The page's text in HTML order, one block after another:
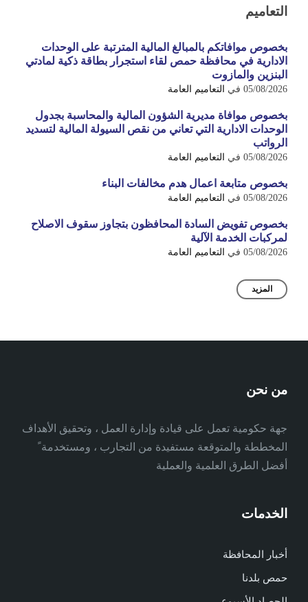
التعاميم
بخصوص موافاتكم بالمبالغ المالية المترتبة على الوحدات
الادارية في محافظة حمص لقاء استجرار بطاقة ذكية لمادتي
البنزين والمازوت
05/08/2026 في التعاميم العامة
بخصوص موافاة مديرية الشؤون المالية والمحاسبة بجدول
الوحدات الادارية التي تعاني من نقص السيولة المالية لتسديد
الرواتب
05/08/2026 في التعاميم العامة
بخصوص متابعة اعمال هدم مخالفات البناء
05/08/2026 في التعاميم العامة
بخصوص تفويض السادة المحافظون بتجاوز سقوف الاصلاح
لمركبات الخدمة الآلية
05/08/2026 في التعاميم العامة
المزيد
من نحن
جهة حكومية تعمل على قيادة وإدارة العمل ، وتحقيق الأهداف
المخططة والمتوقعة مستفيدة من التجارب ، ومستخدمة ً
أفضل الطرق العلمية والعملية
الخدمات
أخبار المحافظة
حمص بلدنا